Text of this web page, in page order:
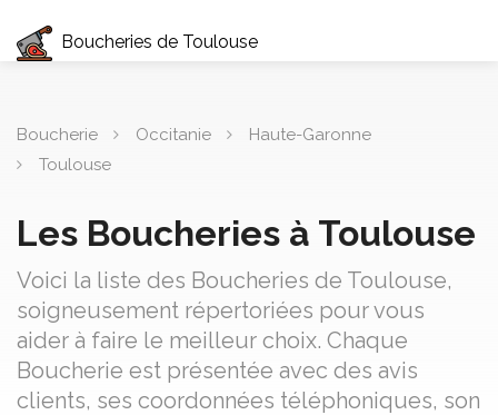
Boucheries de Toulouse
Boucherie Occitanie
Haute-Garonne
Toulouse
Les Boucheries à Toulouse
Voici la liste des Boucheries de Toulouse,
soigneusement répertoriées pour vous
aider à faire le meilleur choix. Chaque
Boucherie est présentée avec des avis
clients, ses coordonnées téléphoniques, son